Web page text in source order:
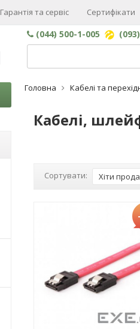
Гарантія та сервіс Сертифікати
(044) 500-1-005
Головна Кабелі та
Кабелі,
Сортувати: Хіти